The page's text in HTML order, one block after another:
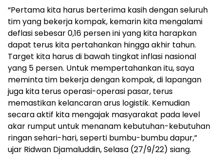
“Pertama kita harus berterima kasih dengan seluruh
tim yang bekerja kompak, kemarin kita mengalami
deflasi sebesar 0,16 persen ini yang kita harapkan
dapat terus kita pertahankan hingga akhir tahun.
Target kita harus di bawah tingkat inflasi nasional
yang 5 persen. Untuk mempertahankan itu, saya
meminta tim bekerja dengan kompak, di lapangan
juga kita terus operasi-operasi pasar, terus
memastikan kelancaran arus logistik. Kemudian
secara aktif kita mengajak masyarakat pada level
akar rumput untuk menanam kebutuhan-kebutuhan
ringan sehari-hari, seperti bumbu-bumbu dapur,”
ujar Ridwan Djamaluddin, Selasa (27/9/22) siang.